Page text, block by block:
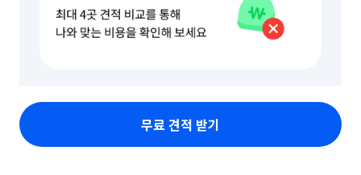
무료 견적 받기